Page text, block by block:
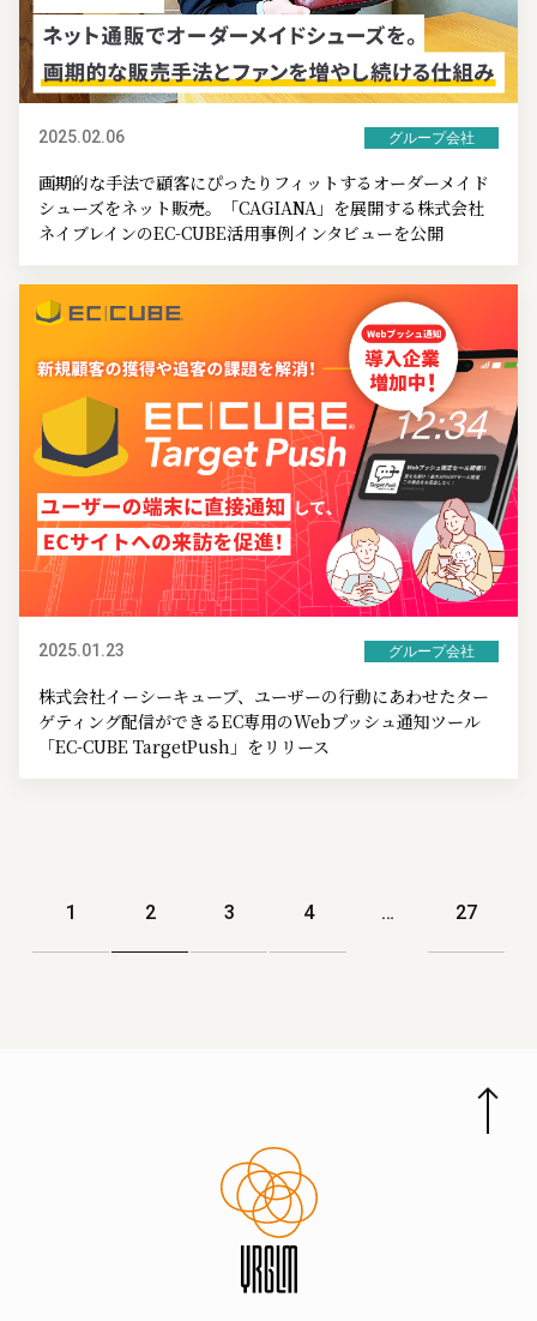
2025.02.06 グループ会社
画期的な手法で顧客にぴったりフィットするオーダーメイド
シューズをネット販売。「CAGIANA」を展開する株式会社
ネイブレインのEC-CUBE活用事例インタビューを公開
2025.01.23 グループ会社
株式会社イーシーキューブ、ユーザーの行動にあわせたター
ゲティング配信ができるEC専用のWebプッシュ通知ツール
「EC-CUBE TargetPush」をリリース
1 2 3 4 … 27